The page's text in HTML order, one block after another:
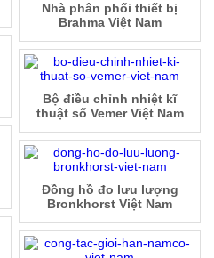
Nhà phân phối thiết bị
Brahma Việt Nam
Bộ điều chỉnh nhiệt kĩ
thuật số Vemer Việt Nam
Đồng hồ đo lưu lượng
Bronkhorst Việt Nam